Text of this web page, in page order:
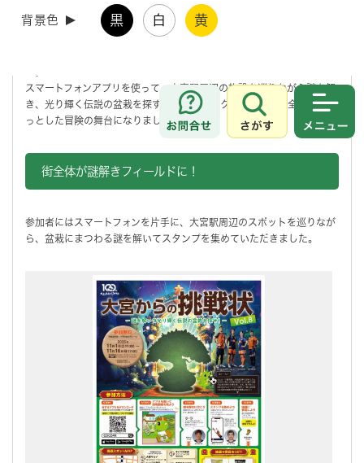
背景色 黒 白 黄
お問合せ
さがす
令和7年11月1日（土曜日）から16日（日曜日）まで、大宮駅周辺で謎
解き周遊イベント「大宮からの挑戦状Vol.8」を開催しました。
スマートフォンアプリを使って、大宮駅周辺の施設を巡りながら謎を解
き、光り輝く伝説の盆栽を探すというユニークな企画で、街全体がちょ
っとした冒険の舞台になりました。
街全体が謎解きフィールドに！
参加者にはスマートフォンを片手に、大宮駅周辺のスポットを巡りなが
ら、盆栽にまつわる謎を解いてスタンプを集めていただきました。